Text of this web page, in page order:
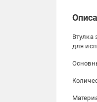
Втулка
для